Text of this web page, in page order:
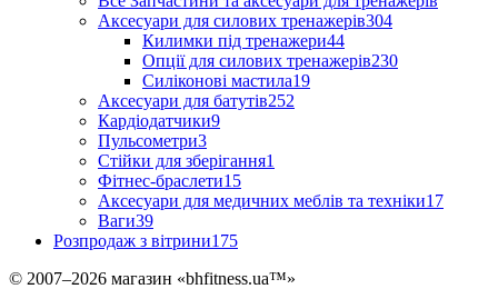
Аксесуари для силових тренажерів304
Килимки під тренажери44
Опції для силових тренажерів230
Силіконові мастила19
Аксесуари для батутів252
Кардіодатчики9
Пульсометри3
Стійки для зберігання1
Фітнес-браслети15
Аксесуари для медичних меблів та техніки17
Ваги39
Розпродаж з вітрини175
© 2007–2026 магазин «bhfitness.ua™»